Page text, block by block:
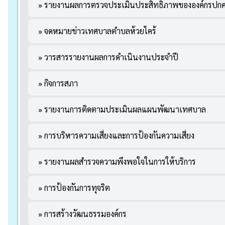
» รายงานผลการตรวจประเมินประสิทธิภาพขององค์กรปก
» จดหมายข่าวเทศบาลตำบลห้วยไคร้
» วารสารรายงานผลการดำเนินงานประจำปี
» กิจการสภา
» รายงานการติดตามประเมินผลแผนพัฒนาเทศบาล
» การบริหารความเสี่ยงและการป้องกันความเสี่ยง
» รายงานผลสำรวจความพึงพอใจในการให้บริการ
» การป้องกันการทุจริต
» การสร้างวัฒนธรรมองค์กร